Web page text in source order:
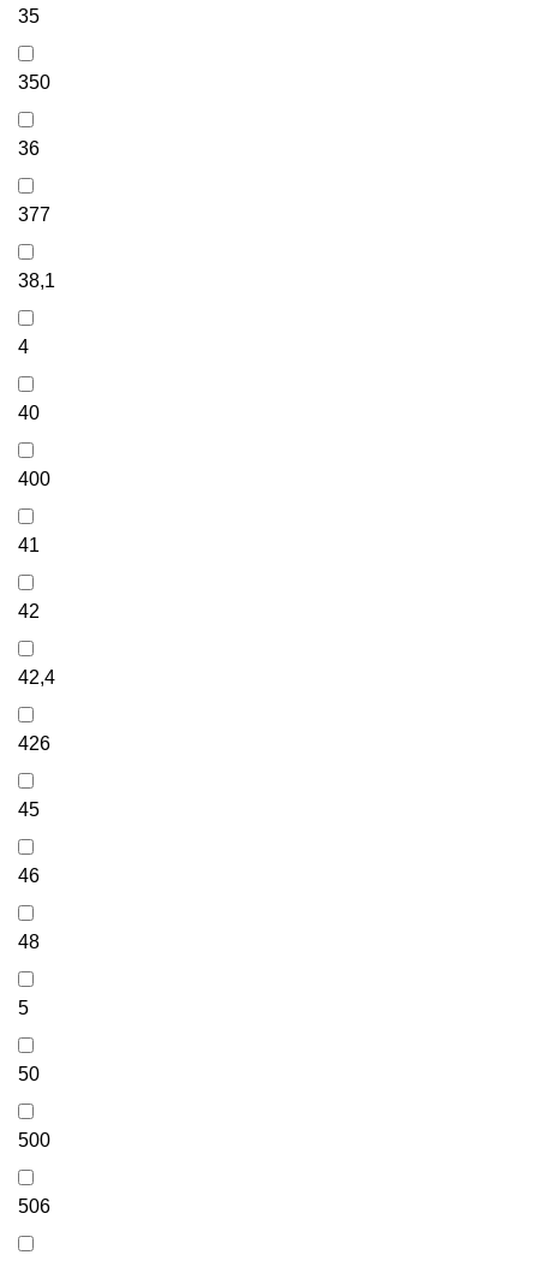
35
350
36
377
38,1
4
40
400
41
42
42,4
426
45
46
48
5
50
500
506